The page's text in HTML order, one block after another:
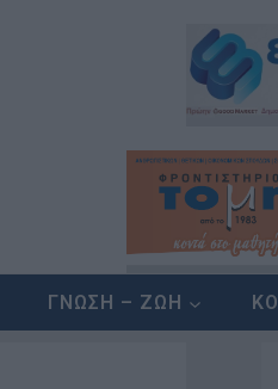
ΓΝΩΣΗ – ΖΩΗ